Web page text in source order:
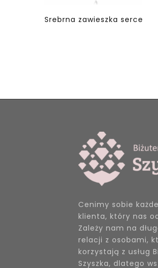
Srebrna zawieszka serce
Cenimy sobie
klienta, który nas
Zależy nam na
relacji z osobami,
korzystają z usług
Szyszka, dlatego